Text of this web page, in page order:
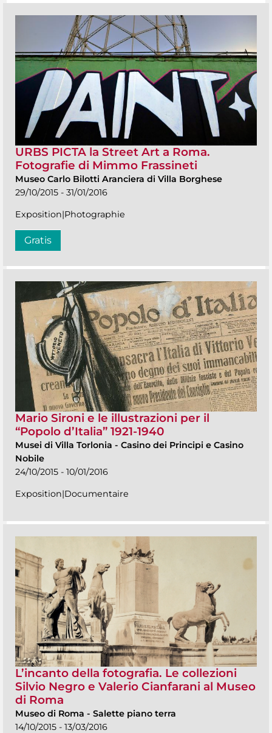
URBS PICTA la Street Art a Roma.
Fotografie di Mimmo Frassineti
Museo Carlo Bilotti Aranciera di Villa Borghese
29/10/2015 - 31/01/2016
Exposition|Photographie
Gratis
Mario Sironi e le illustrazioni per il
“Popolo d’Italia” 1921-1940
Musei di Villa Torlonia - Casino dei Principi e Casino
Nobile
24/10/2015 - 10/01/2016
Exposition|Documentaire
L’incanto della fotografia. Le collezioni
Silvio Negro e Valerio Cianfarani al Museo
di Roma
Museo di Roma - Salette piano terra
14/10/2015 - 13/03/2016